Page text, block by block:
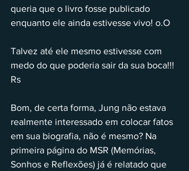
queria que o livro fosse publicado
enquanto ele ainda estivesse vivo! o.O
Talvez até ele mesmo estivesse com
medo do que poderia sair da sua boca!!!
Rs
Bom, de certa forma, Jung não estava
realmente interessado em colocar fatos
em sua biografia, não é mesmo? Na
primeira página do MSR (Memórias,
Sonhos e Reflexões) já é relatado que